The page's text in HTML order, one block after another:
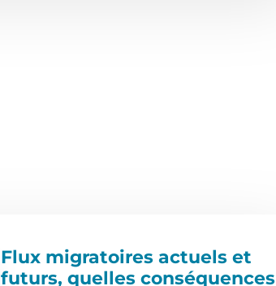
Flux migratoires actuels et
futurs, quelles conséquences